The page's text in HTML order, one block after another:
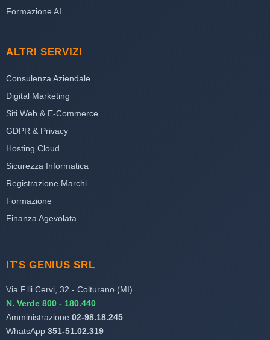
Formazione AI
ALTRI SERVIZI
Consulenza Aziendale
Digital Marketing
Siti Web & E-Commerce
GDPR & Privacy
Hosting Cloud
Sicurezza Informatica
Registrazione Marchi
Formazione
Finanza Agevolata
IT'S GENIUS SRL
Via F.lli Cervi, 32 - Colturano (MI)
N. Verde 800 - 180.440
Amministrazione 02-98.18.245
WhatsApp 351-51.02.319